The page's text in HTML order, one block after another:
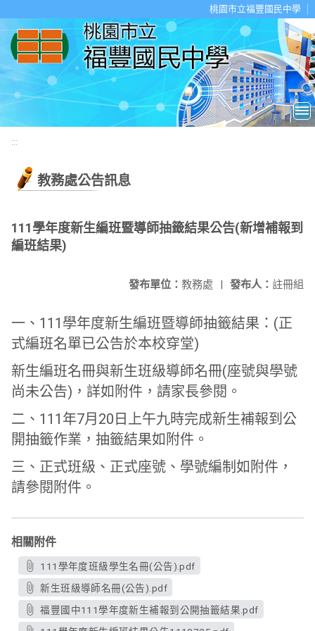
桃園市立福豐國民中學
:::
教務處公告訊息
111學年度新生編班暨導師抽籤結果公告(新增補報到
編班結果)
發布人： 註冊組
發布單位： 教務處 |
一、111學年度新生編班暨導師抽籤結果：(正
式編班名單已公告於本校穿堂)
新生編班名冊與新生班級導師名冊(座號與學號
尚未公告)，詳如附件，請家長參閱。
二、111年7月20日上午九時完成新生補報到公
開抽籤作業，抽籤結果如附件。
三、正式班級、正式座號、學號編制如附件，
請參閱附件。
相關附件
111學年度班級學生名冊(公告).pdf
新生班級導師名冊(公告).pdf
福豐國中111學年度新生補報到公開抽籤結果.pdf